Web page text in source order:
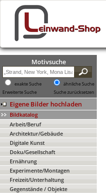
Motivsuche
exakte Suche
ähnliche Suche
Erweiterte Suche
Suche zurücksetzen
Eigene Bilder hochladen
Bildkatalog
Arbeit/Beruf
Architektur/Gebäude
Digitale Kunst
Doku/Gesellschaft
Ernährung
Experimente/Montagen
Freizeit/Unterhaltung
Gegenstände / Objekte